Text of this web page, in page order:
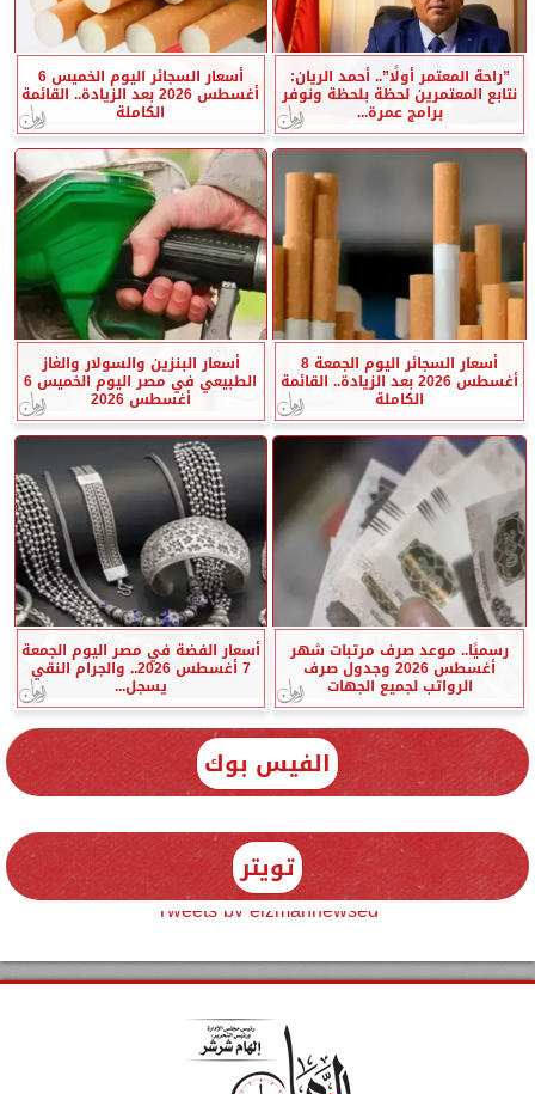
”راحة المعتمر أولًا”.. أحمد الريان:
نتابع المعتمرين لحظة بلحظة ونوفر
برامج عمرة...
أسعار السجائر اليوم الخميس 6
أغسطس 2026 بعد الزيادة.. القائمة
الكاملة
أسعار السجائر اليوم الجمعة 8
أغسطس 2026 بعد الزيادة.. القائمة
الكاملة
أسعار البنزين والسولار والغاز
الطبيعي في مصر اليوم الخميس 6
أغسطس 2026
رسميًا.. موعد صرف مرتبات شهر
أغسطس 2026 وجدول صرف
الرواتب لجميع الجهات
أسعار الفضة في مصر اليوم الجمعة
7 أغسطس 2026.. والجرام النقي
يسجل...
الفيس بوك
تويتر
Tweets by elzmannewseg